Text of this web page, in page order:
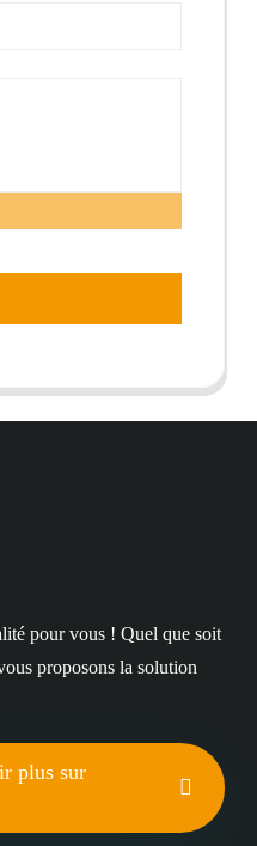
pour vous ! Quel que soit
proposons la solution
plus sur